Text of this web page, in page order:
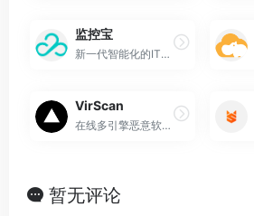
监控宝
新一代智能化的IT运维监控平台
VirScan
在线多引擎恶意软件扫描与分析平台
暂无评论